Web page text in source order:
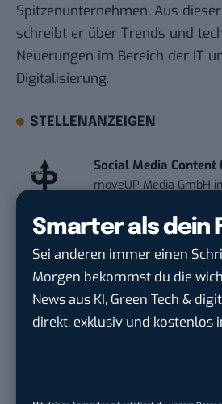
Smarter als dein
Sei anderen immer einen
Morgen bekommst du die
News aus KI, Green Tech &
direkt, exklusiv und kostenlos
Spitzenunternehmen. Aus
schreibt er über Trends und
Neuerungen im Bereich der IT
Digitalisierung.
STELLENANZEIGEN
Social Media
moveUP Media GmbH in
Anforderungs- und
touristische...
trendtours Holding
Social Media